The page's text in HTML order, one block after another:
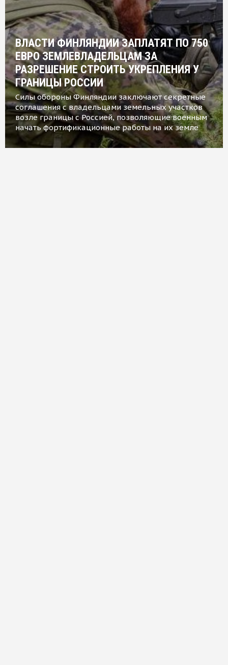
ВЛАСТИ ФИНЛЯНДИИ ЗАПЛАТЯТ ПО 750
ЕВРО ЗЕМЛЕВЛАДЕЛЬЦАМ ЗА
РАЗРЕШЕНИЕ СТРОИТЬ УКРЕПЛЕНИЯ У
ГРАНИЦЫ РОССИИ
Силы обороны Финляндии заключают секретные
соглашения с владельцами земельных участков
возле границы с Россией, позволяющие военным
начать фортификационные работы на их земле